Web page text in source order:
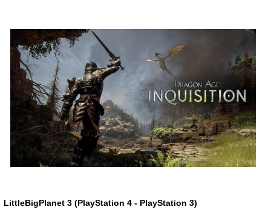
LittleBigPlanet 3 (PlayStation 4 - PlayStation 3)